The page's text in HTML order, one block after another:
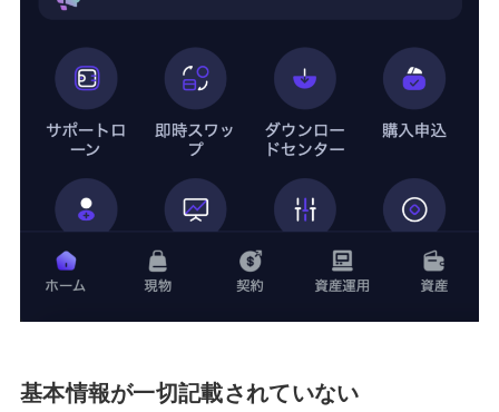
基本情報が一切記載されていない